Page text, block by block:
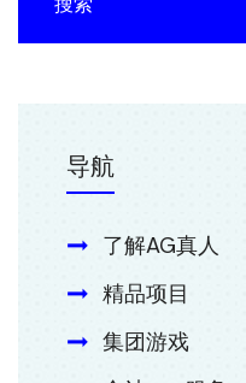
导航
了解AG真人
精品项目
集团游戏